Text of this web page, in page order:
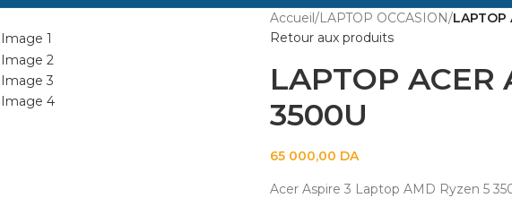
Accueil/LAPTOP OCCASION/LAPTOP
Retour aux produits
LAPTOP ACER
3500U
65 000,00 DA
Acer Aspire 3 Laptop AMD Ryzen 5